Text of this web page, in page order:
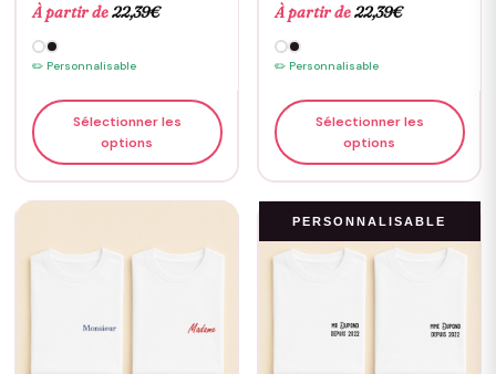
À partir de22,39€
✏️ Personnalisable
Sélectionner les
options
À partir de22,39€
✏️ Personnalisable
Sélectionner les
options
PERSONNALISABLE